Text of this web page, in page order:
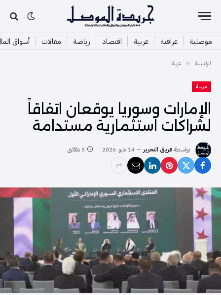
موصلية عراقية عربية اقتصاد رياضة مقالات أسواق
الرئيسية » عربية
عربية
الإمارات وسوريا يوقعان اتفاقاً
لشراكات استثمارية مستدامة
بواسطةفريق التحرير 14 مايو, 2026 5 دقائق